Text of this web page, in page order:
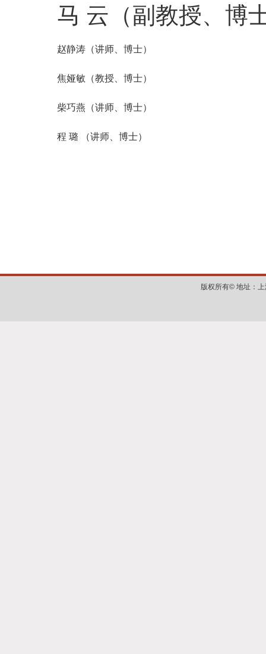
马 云（副教授、博
赵静涛（讲师、博士）
焦娅敏 （教授、博士）
柴巧燕（讲师、博士）
程 璐 （讲师、博士）
版权所有©地址：上